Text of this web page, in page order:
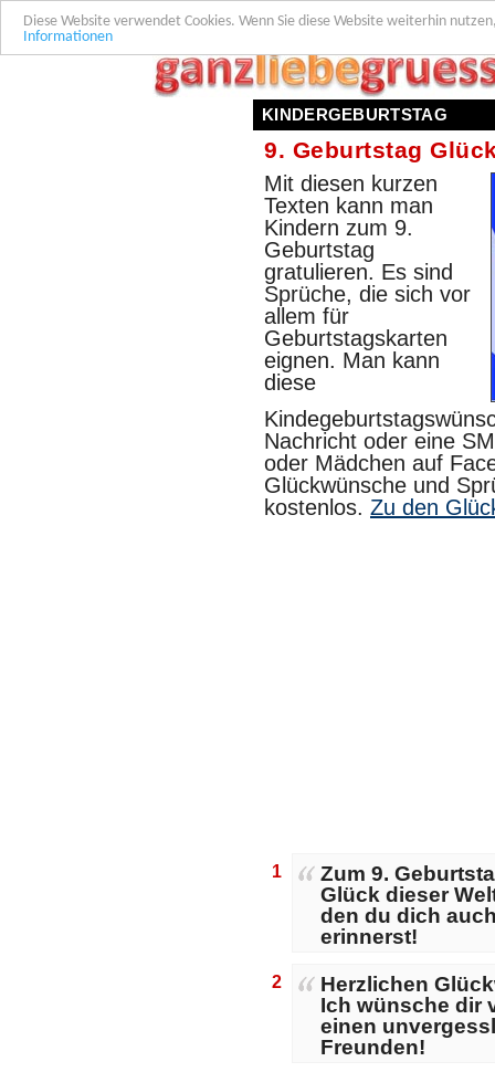
Diese Website verwendet Cookies. Wenn Sie diese Website weiterhin
Informationen
KINDERGEBURTSTAG
9. Geburtstag
Mit diesen kurzen
Texten kann man
Kindern zum 9.
Geburtstag
gratulieren. Es sind
Sprüche, die sich vor
allem für
Geburtstagskarten
eignen. Man kann
diese
Nachricht oder eine
oder Mädchen auf
Glückwünsche und
kostenlos. Zu den
1
Zum 9.
Glück dieser
den du dich
erinnerst!
2
Herzlichen
Ich wünsche dir
einen
Freunden!